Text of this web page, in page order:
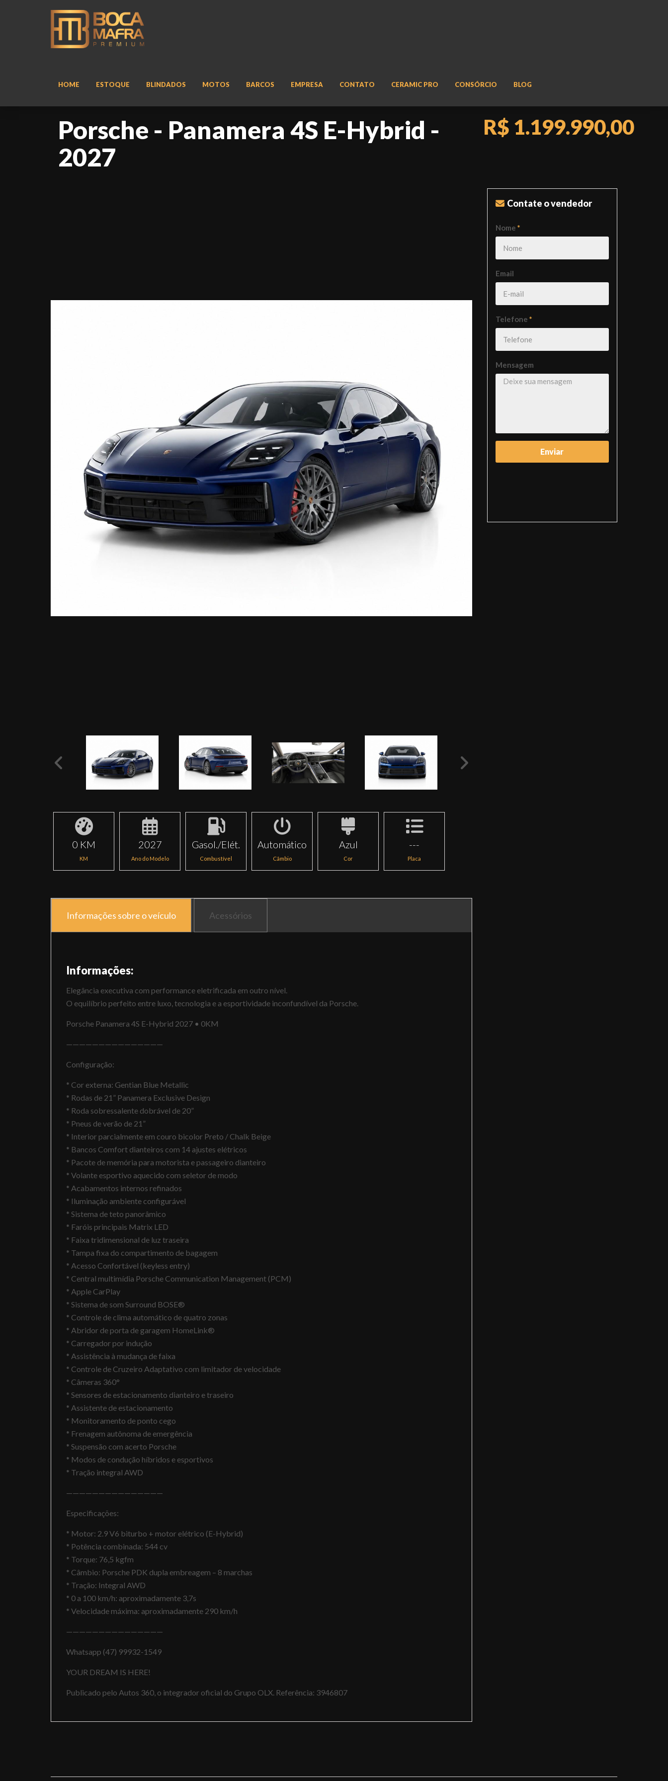
HOME ESTOQUE BLINDADOS MOTOS BARCOS EMPRESA CONTATO CERAMIC PRO CONSÓRCIO BLOG
Porsche - Panamera 4S E-Hybrid -
2027
R$ 1.199.990,00
0 KM
KM
2027
Ano do Modelo
Gasol./Elét.
Combustível
Automático
Câmbio
Azul
Cor
---
Placa
Informações sobre o veículo Acessórios
Informações:
Elegância executiva com performance eletrificada em outro nível.
O equilíbrio perfeito entre luxo, tecnologia e a esportividade inconfundível da Porsche.
Porsche Panamera 4S E-Hybrid 2027 • 0KM
———————————————
Configuração:
* Cor externa: Gentian Blue Metallic
* Rodas de 21” Panamera Exclusive Design
* Roda sobressalente dobrável de 20”
* Pneus de verão de 21”
* Interior parcialmente em couro bicolor Preto / Chalk Beige
* Bancos Comfort dianteiros com 14 ajustes elétricos
* Pacote de memória para motorista e passageiro dianteiro
* Volante esportivo aquecido com seletor de modo
* Acabamentos internos refinados
* Iluminação ambiente configurável
* Sistema de teto panorâmico
* Faróis principais Matrix LED
* Faixa tridimensional de luz traseira
* Tampa fixa do compartimento de bagagem
* Acesso Confortável (keyless entry)
* Central multimídia Porsche Communication Management (PCM)
* Apple CarPlay
* Sistema de som Surround BOSE®️
* Controle de clima automático de quatro zonas
* Abridor de porta de garagem HomeLink®️
* Carregador por indução
* Assistência à mudança de faixa
* Controle de Cruzeiro Adaptativo com limitador de velocidade
* Câmeras 360°
* Sensores de estacionamento dianteiro e traseiro
* Assistente de estacionamento
* Monitoramento de ponto cego
* Frenagem autônoma de emergência
* Suspensão com acerto Porsche
* Modos de condução híbridos e esportivos
* Tração integral AWD
———————————————
Especificações:
* Motor: 2.9 V6 biturbo + motor elétrico (E-Hybrid)
* Potência combinada: 544 cv
* Torque: 76,5 kgfm
* Câmbio: Porsche PDK dupla embreagem – 8 marchas
* Tração: Integral AWD
* 0 a 100 km/h: aproximadamente 3,7s
* Velocidade máxima: aproximadamente 290 km/h
———————————————
Whatsapp (47) 99932-1549
YOUR DREAM IS HERE!
Publicado pelo Autos 360, o integrador oficial do Grupo OLX. Referência: 3946807
Contate o vendedor
Nome *
Email
Telefone *
Mensagem